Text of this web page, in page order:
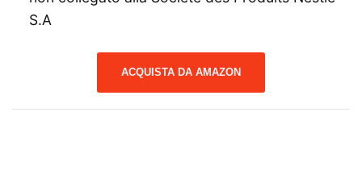
S.A
ACQUISTA DA AMAZON